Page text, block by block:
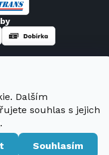
Dalším
souhlas s jejich
.
Souhlasím
práva vyhrazena.